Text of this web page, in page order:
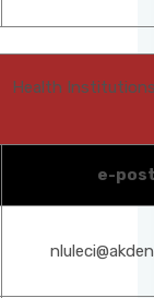
Health
e-